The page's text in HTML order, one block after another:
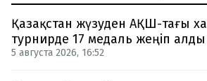
Қазақстан жүзуден АҚШ-тағы
турнирде 17 медаль жеңіп алды
5 августа 2026, 16:52